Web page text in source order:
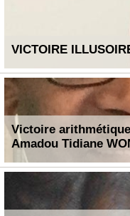
VICTOIRE
Victoire
Amadou Tidiane